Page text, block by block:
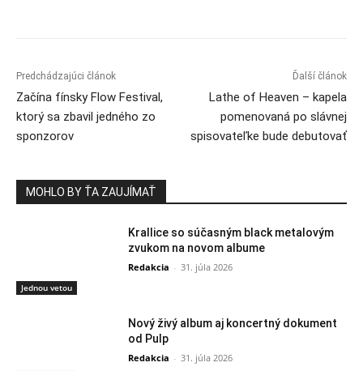
Predchádzajúci článok
Začína fínsky Flow Festival,
ktorý sa zbavil jedného zo
sponzorov
Ďalší článok
Lathe of Heaven – kapela
pomenovaná po slávnej
spisovateľke bude debutovať
MOHLO BY ŤA ZAUJÍMAŤ
Jednou vetou
Krallice so súčasným black metalovým
zvukom na novom albume
Redakcia - 31. júla 2026
Nový živý album aj koncertný dokument
od Pulp
Redakcia - 31. júla 2026